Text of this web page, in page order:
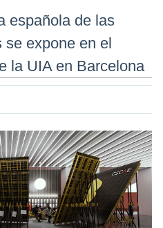
española de las
expone en el
la UIA en Barcelona